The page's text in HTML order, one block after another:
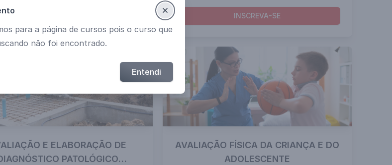
INSCREVA-SE
E ELABORAÇÃO DE
PATOLÓGICO
AVALIAÇÃO FÍSICA DA CRIANÇA E DO
ADOLESCENTE
para a página de cursos pois o curso que
não foi encontrado.
Entendi